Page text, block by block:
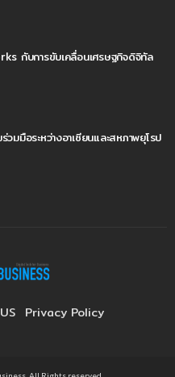
กับการขับเคลื่อนเศรษฐกิจดิจิทัล
วมมือระหว่างอาเซียนและสหภาพยุโรป
Privacy Policy